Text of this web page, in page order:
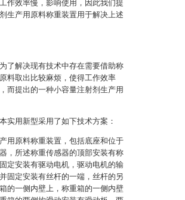
作效率慢，影响使用，因此我们提
生产用原料称重装置用于解决上述
了解决现有技术中存在需要借助称
料取出比较麻烦，使得工作效率
而提出的一种小容量注射剂生产用
实用新型采用了如下技术方案：
用原料称重装置，包括底座和位于
，所述称重传感器的顶部安装有称
定安装有驱动电机，驱动电机的输
固定安装有丝杆的一端，丝杆的另
的一侧内壁上，称重箱的一侧内壁